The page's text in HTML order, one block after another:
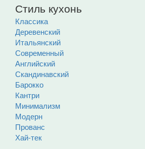
Стиль кухонь
Классика
Деревенский
Итальянский
Современный
Английский
Скандинавский
Барокко
Кантри
Минимализм
Модерн
Прованс
Хай-тек